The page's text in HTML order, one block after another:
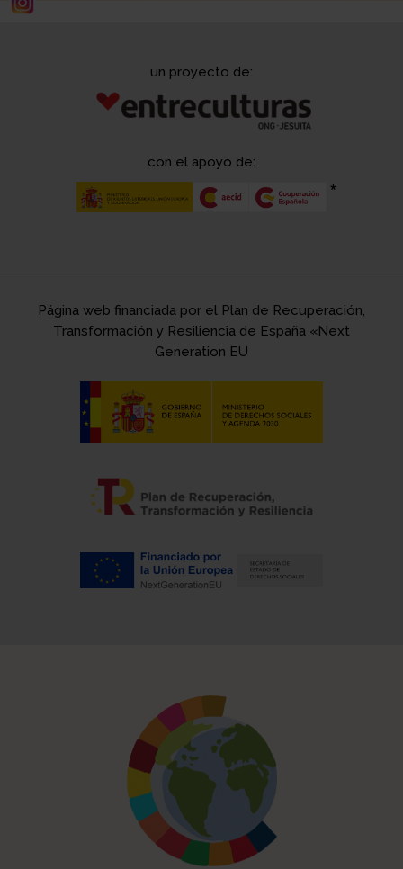
un proyecto de:
con el apoyo de:
Página web financiada por el Plan de Recuperación,
Transformación y Resiliencia de España «Next
Generation EU